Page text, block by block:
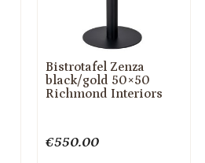
Bistrotafel Zenza
black/gold 50×50
Richmond Interiors
€550.00